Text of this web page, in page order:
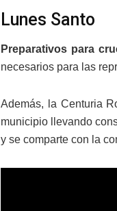
Lunes Santo
Preparativos para
necesarios para las
Además, la Centuria
municipio llevando
y se comparte con la